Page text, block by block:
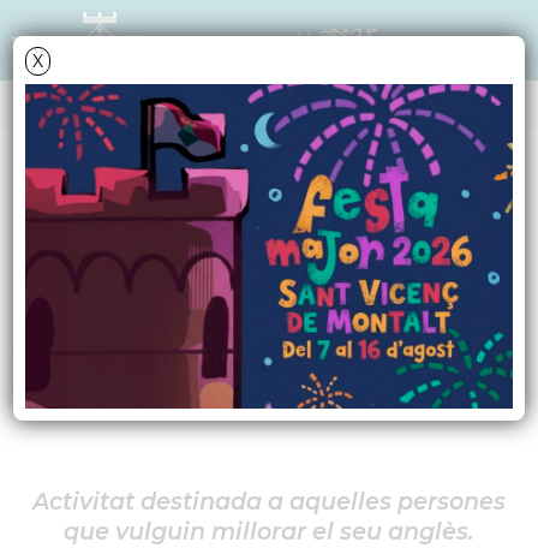
X
AGENDA
Divendres26 juny 2026
Round table
A càrrec de Carles de Aguilar-
Activitat destinada a aquelles persones
que vulguin millorar el seu anglès.